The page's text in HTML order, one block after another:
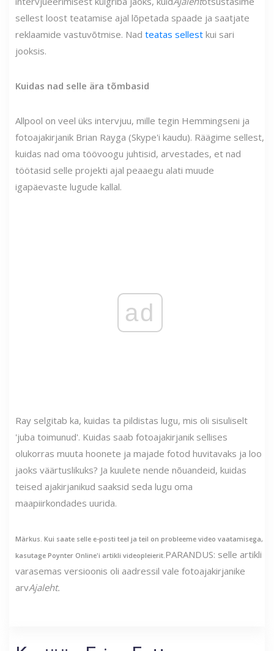
sellest loost teatamise ajal lõpetada spaade ja saatjate
reklaamide vastuvõtmise. Nad teatas sellest kui sari
jooksis.
Kuidas nad selle ära tõmbasid
Allpool on veel üks intervjuu, mille tegin Hemmingseni ja
fotoajakirjanik Brian Rayga (Skype'i kaudu). Räägime sellest,
kuidas nad oma töövoogu juhtisid, arvestades, et nad
töötasid selle projekti ajal peaaegu alati muude
igapäevaste lugude kallal.
ad
Ray selgitab ka, kuidas ta pildistas lugu, mis oli sisuliselt
'juba toimunud'. Kuidas saab fotoajakirjanik sellises
olukorras muuta hoonete ja majade fotod huvitavaks ja loo
jaoks väärtuslikuks? Ja kuulete nende nõuandeid, kuidas
teised ajakirjanikud saaksid seda lugu oma
maapiirkondades uurida.
Märkus. Kui saate selle e-posti teel ja teil on probleeme video vaatamisega,
kasutage Poynter Online'i artikli videopleierit. PARANDUS: selle artikli
varasemas versioonis oli aadressil vale fotoajakirjanike
arvAjaleht.